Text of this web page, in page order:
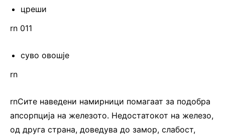
цреши
rn 011
суво овошје
rn
rnСите наведени намирници помагаат за подобра
апсорпција на железото. Недостатокот на железо,
од друга страна, доведува до замор, слабост,